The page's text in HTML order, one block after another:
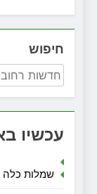
חיפוש
עכשיו
שמלות כלה